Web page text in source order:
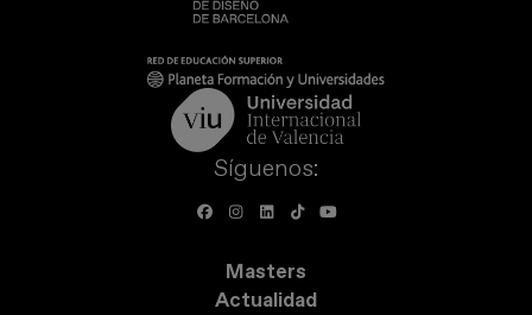
Síguenos:
Masters
Actualidad